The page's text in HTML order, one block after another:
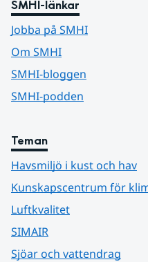
SMHI-länkar
Jobba på SMHI
Om SMHI
SMHI-bloggen
SMHI-podden
Teman
Havsmiljö i kust och hav
Kunskapscentrum för
Luftkvalitet
SIMAIR
Sjöar och vattendrag